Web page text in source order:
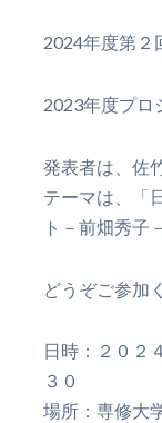
2024年度第２
2023年度プロ
発表者は、佐
テーマは、「
ト－前畑秀子
どうぞご参加
日時：２０２
３０
場所：専修大